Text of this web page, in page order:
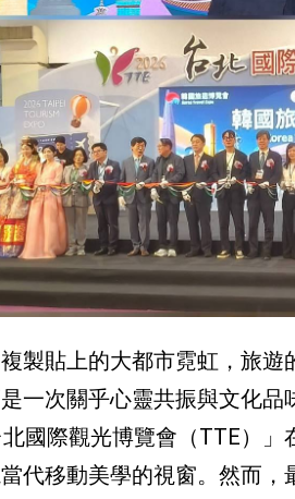
製貼上的大都市霓虹，旅
一次關乎心靈共振與文化
國際觀光博覽會（TTE）
代移動美學的視窗。然而